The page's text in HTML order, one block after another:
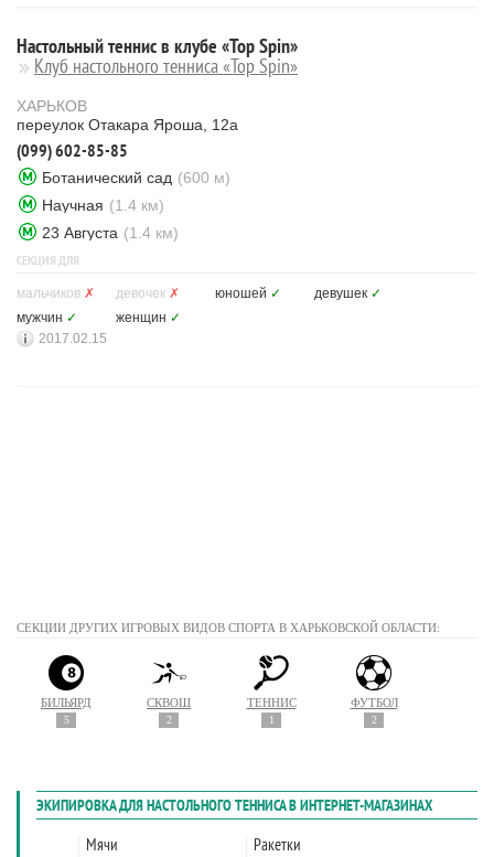
Настольный теннис в клубе «Top Spin»
Клуб настольного тенниса «Top Spin»
ХАРЬКОВ
переулок Отакара Яроша, 12а
(099) 602-85-85
Ботанический сад (600 м)
Научная (1.4 км)
23 Августа (1.4 км)
СЕКЦИЯ ДЛЯ
мальчиков ✗ девочек ✗ юношей ✓ девушек ✓
мужчин ✓ женщин ✓
2017.02.15
СЕКЦИИ ДРУГИХ ИГРОВЫХ ВИДОВ СПОРТА В ХАРЬКОВСКОЙ ОБЛАСТИ:
БИЛЬЯРД
5
СКВОШ
2
ТЕННИС
1
ФУТБОЛ
2